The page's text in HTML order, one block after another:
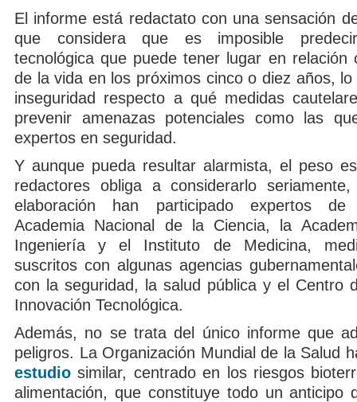
El informe está redactato con una sensación
que considera que es imposible
tecnológica que puede tener lugar en relación
de la vida en los próximos cinco o diez años,
inseguridad respecto a qué medidas
prevenir amenazas potenciales como las
expertos en seguridad.
Y aunque pueda resultar alarmista, el peso
redactores obliga a considerarlo
elaboración han participado expertos
Academia Nacional de la Ciencia, la
Ingeniería y el Instituto de Medicina,
suscritos con algunas agencias
con la seguridad, la salud pública y el Centro
Innovación Tecnológica.
Además, no se trata del único informe que
peligros. La Organización Mundial de la Salud
estudio similar, centrado en los riesgos
alimentación, que constituye todo un anticipo